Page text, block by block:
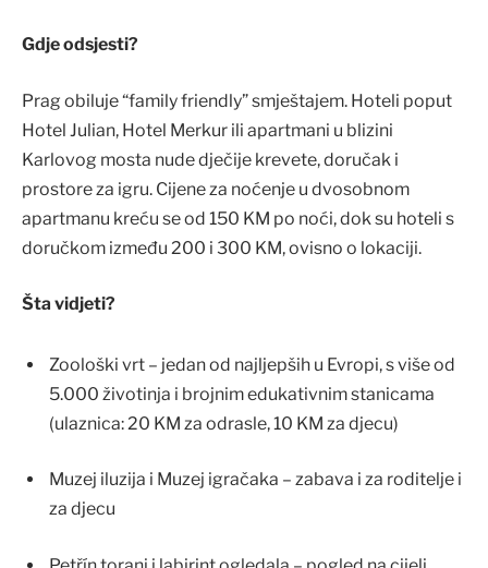
Gdje odsjesti?
Prag obiluje “family friendly” smještajem. Hoteli poput
Hotel Julian, Hotel Merkur ili apartmani u blizini
Karlovog mosta nude dječije krevete, doručak i
prostore za igru. Cijene za noćenje u dvosobnom
apartmanu kreću se od 150 KM po noći, dok su hoteli s
doručkom između 200 i 300 KM, ovisno o lokaciji.
Šta vidjeti?
Zoološki vrt – jedan od najljepših u Evropi, s više od
5.000 životinja i brojnim edukativnim stanicama
(ulaznica: 20 KM za odrasle, 10 KM za djecu)
Muzej iluzija i Muzej igračaka – zabava i za roditelje i
za djecu